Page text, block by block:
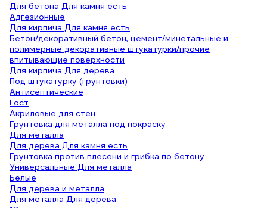
Для бетона Для камня есть
Адгезионные
Для кирпича Для камня есть
Бетон/декоративный бетон, цемент/минетальные и
полимерные декоративные штукатурки/прочие
впитывающие поверхности
Для кирпича Для дерева
Под штукатурку (грунтовки)
Антисептические
Гост
Акриловые для стен
Грунтовка для металла под покраску
Для металла
Для дерева Для камня есть
Грунтовка против плесени и грибка по бетону
Универсальные Для металла
Белые
Для дерева и металла
Для металла Для дерева